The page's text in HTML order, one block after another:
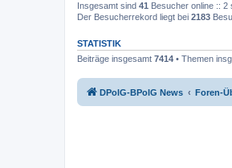
Insgesamt sind 41 Besucher online :: 2
Der Besucherrekord liegt bei 2183
STATISTIK
Beiträge insgesamt 7414 • Themen
DPolG-BPolG News Foren-